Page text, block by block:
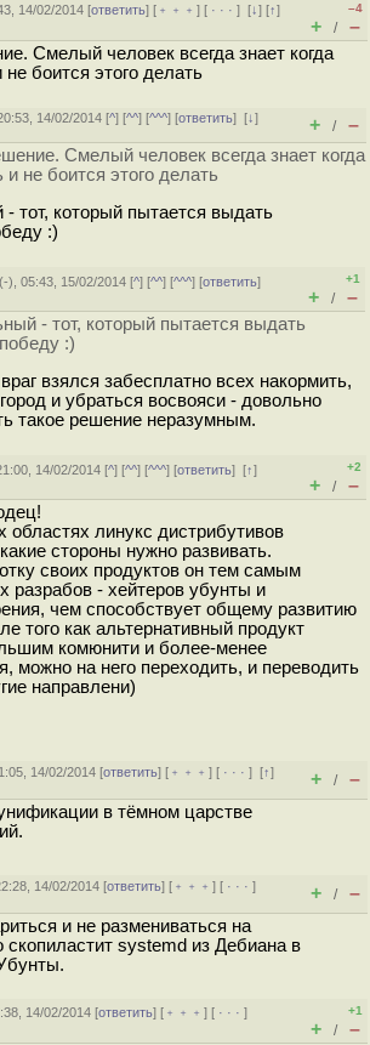
14/02/2014 [ответить] [ ﹢﹢﹢] [ · · ·][↓] [↑]
–4
+ / –
Смелый человек всегда знает когда
не боится этого делать
14/02/2014 [^] [^^] [^^^] [ответить][↓]
+ / –
Смелый человек всегда знает когда
и не боится этого делать
- тот, который пытается выдать
:)
(-), 05:43, 15/02/2014 [^] [^^] [^^^] [ответить]
+1
+ / –
- тот, который пытается выдать
:)
взялся забесплатно всех накормить,
и убраться восвояси - довольно
такое решение неразумным.
14/02/2014 [^] [^^] [^^^] [ответить][↑]
+2
+ / –
областях линукс дистрибутивов
стороны нужно развивать.
своих продуктов он тем самым
разрабов - хейтеров убунты и
чем способствует общему развитию
того как альтернативный продукт
комюнити и более-менее
можно на него переходить, и переводить
направлени)
14/02/2014 [ответить] [ ﹢﹢﹢] [ · · ·][↑]
+ / –
в тёмном царстве
14/02/2014 [ответить] [ ﹢﹢﹢] [ · · ·]
+ / –
и не размениваться на
скопиластит systemd из Дебиана в
14/02/2014 [ответить] [ ﹢﹢﹢] [ · · ·]
+1
+ / –